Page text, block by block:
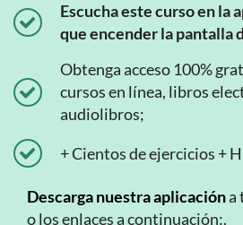
Escucha este curso en la
que encender la pantalla
Obtenga acceso 100%
cursos en línea, libros
audiolibros;
+ Cientos de ejercicios +
Descarga nuestra aplicacióna
o los enlaces a continuación:.